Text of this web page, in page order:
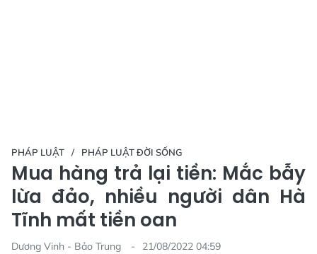
PHÁP LUẬT PHÁP LUẬT ĐỜI SỐNG
Mua hàng trả lại tiền: Mắc bẫy
lừa đảo, nhiều người dân Hà
Tĩnh mất tiền oan
Dương Vinh - Bảo Trung
21/08/2022 04:59